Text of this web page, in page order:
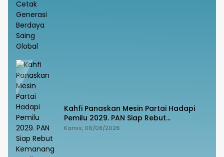
Kahfi Panaskan Mesin Partai Hadapi
Pemilu 2029. PAN Siap Rebut
Kemanangan di Takalar
Kamis, 06/08/2026